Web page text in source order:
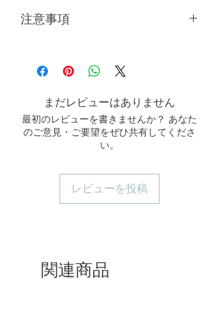
は、必ず完全な包装を保管し、商品
ルしてください。
返品・交換可能な条件：商品内容や
数量に誤りがある場合、商品に瑕疵
がある場合（明確な写真を提供して
ください）。
返品・交換不可の条件：サイズが合
合など。
ウールは天然繊維であり、化学繊維
に比べてピリング耐性は劣りますの
推奨します。柔軟剤や漂白剤の使用は
の水で洗濯し、洗濯後にはわずかに色
落ちする可能性があることに注意して
注意事項
話の画面設定によって多少異なる場
合がありますので、実際の商品色を
販売価格には、撮影用の付属品は含
まれていません。
まだレビューはありません
最初のレビューを書きませんか？ あなた
のご意見・ご要望をぜひ共有してくださ
い。
レビューを投稿
関連商品